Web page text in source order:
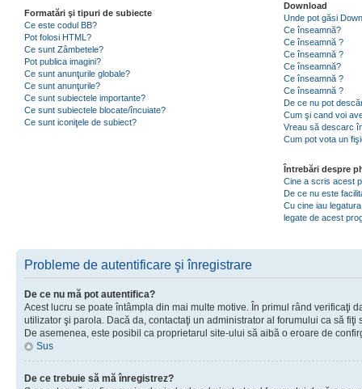
Formatări şi tipuri de subiecte
Ce este codul BB?
Pot folosi HTML?
Ce sunt Zâmbetele?
Pot publica imagini?
Ce sunt anunţurile globale?
Ce sunt anunţurile?
Ce sunt subiectele importante?
Ce sunt subiectele blocate/încuiate?
Ce sunt iconiţele de subiect?
Download
Unde pot găsi
Ce înseamnă?
Ce înseamnă ?
Ce înseamnă ?
Ce înseamnă?
Ce înseamnă ?
Ce înseamnă ?
De ce nu pot
Cum şi cand voi
Vreau să descarc
Cum pot vota un
Întrebări despre
Cine a scris acest
De ce nu este
Cu cine iau
legate de acest
Probleme de autentificare şi înregistrare
De ce nu mă pot autentifica?
Acest lucru se poate întâmpla din mai multe motive. În primul rând verificaţi
utilizator şi parola. Dacă da, contactaţi un administrator al forumului ca să fiţi
De asemenea, este posibil ca proprietarul site-ului să aibă o eroare de
Sus
De ce trebuie să mă înregistrez?